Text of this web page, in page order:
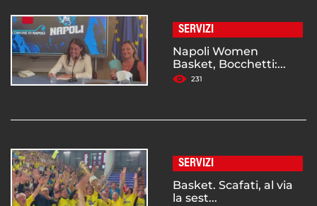
SERVIZI
Napoli Women
Basket, Bocchetti:...
231
SERVIZI
Basket. Scafati, al via
la sest...